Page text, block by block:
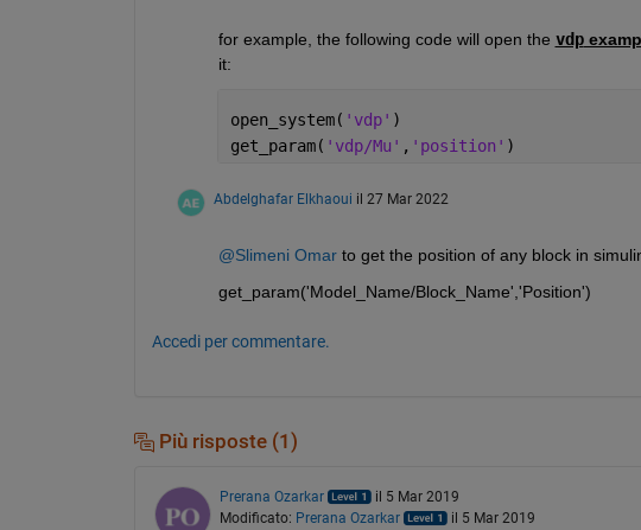
for example, the following code will open the vdp
it:
open_system( 'vdp' )
get_param( 'vdp/Mu' , 'position' )
Abdelghafar Elkhaoui il 27 Mar 2022
@Slimeni Omar to get the position of any block in
get_param('Model_Name/Block_Name','Position')
Accedi per commentare.
Più risposte (1)
Prerana Ozarkar
il 5 Mar 2019
Modificato: Prerana Ozarkar il 5 Mar 2019